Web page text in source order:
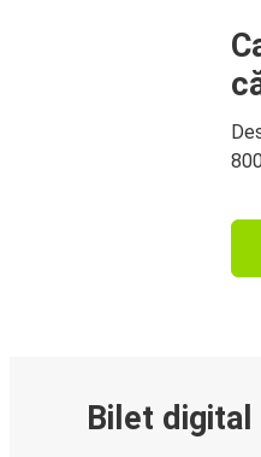
Bilet digital